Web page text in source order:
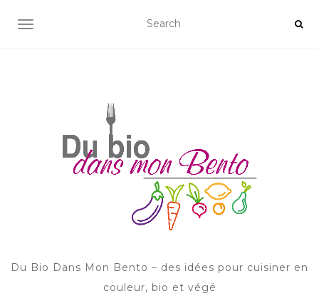
AFFICHER/MASQUER LA NAVIGATION
Du Bio Dans Mon Bento – des idées pour cuisiner en
couleur, bio et végé